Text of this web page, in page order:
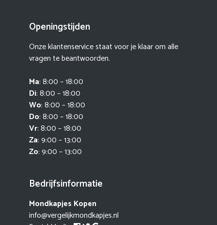
Openingstijden
Onze klantenservice staat voor je klaar om alle
vragen te beantwoorden.
Ma: 8:00 – 18:00
Di: 8:00 – 18:00
Wo: 8:00 – 18:00
Do: 8:00 – 18:00
Vr: 8:00 – 18:00
Za: 9:00 – 13:00
Zo: 9:00 – 13:00
Bedrijfsinformatie
Mondkapjes Kopen
info@vergelijkmondkapjes.nl